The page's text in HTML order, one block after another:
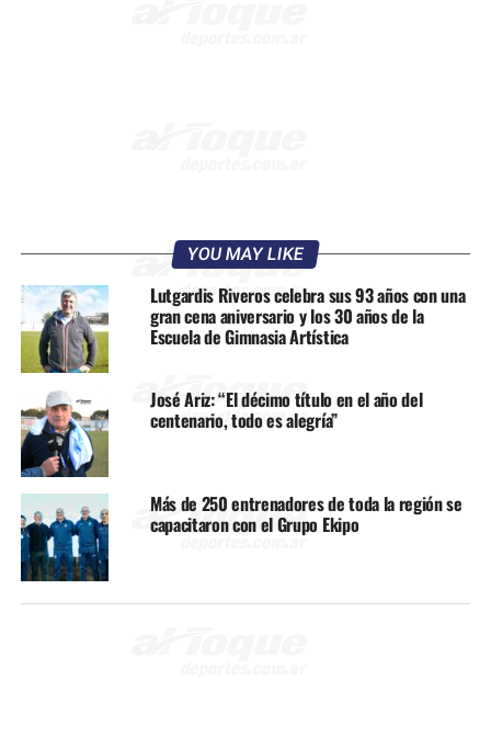
YOU MAY LIKE
Lutgardis Riveros celebra sus 93 años con una
gran cena aniversario y los 30 años de la
Escuela de Gimnasia Artística
José Ariz: “El décimo título en el año del
centenario, todo es alegría”
Más de 250 entrenadores de toda la región se
capacitaron con el Grupo Ekipo